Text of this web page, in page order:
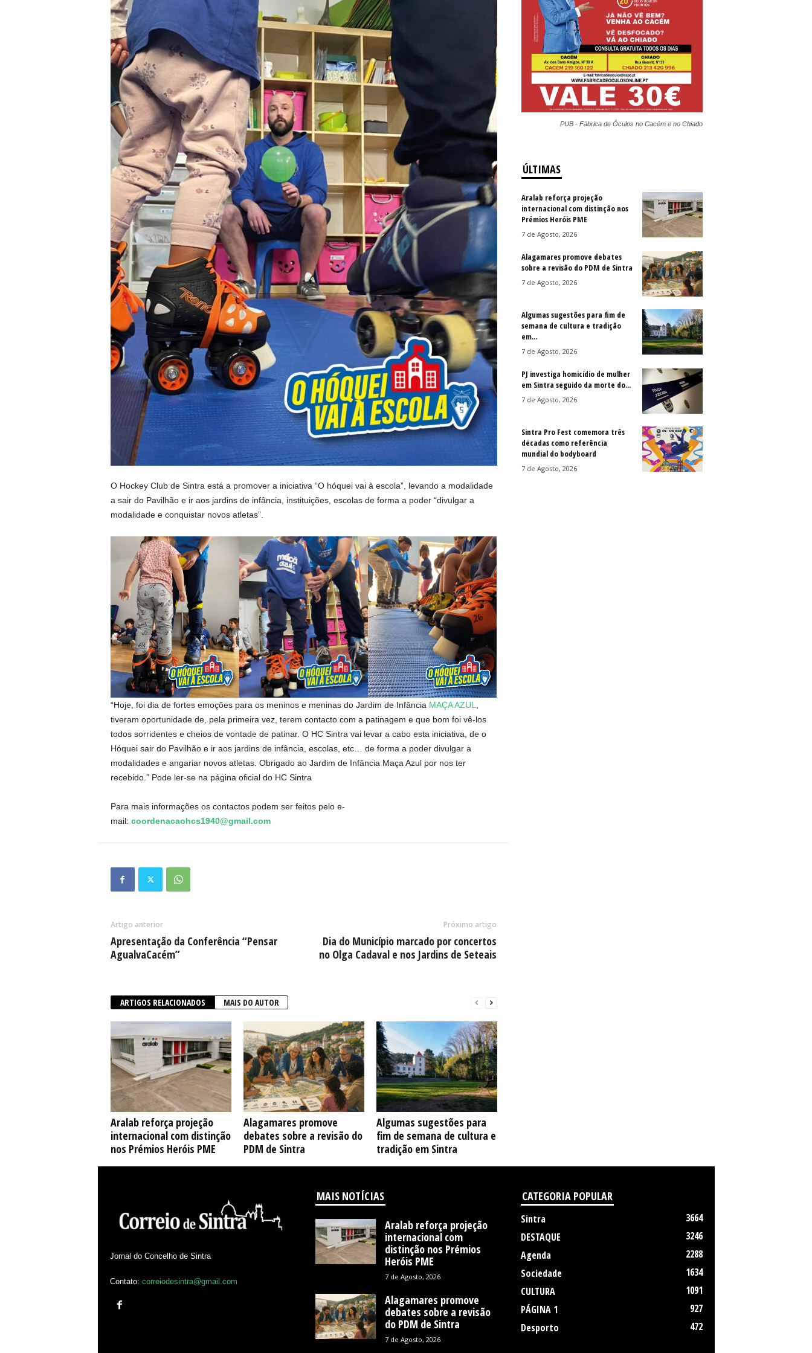
O Hockey Club de Sintra está a promover a iniciativa “O hóquei vai à escola”, levando a modalidade
a sair do Pavilhão e ir aos jardins de infância, instituições, escolas de forma a poder “divulgar a
modalidade e conquistar novos atletas”.
“Hoje, foi dia de fortes emoções para os meninos e meninas do Jardim de Infância MAÇA AZUL
tiveram oportunidade de, pela primeira vez, terem contacto com a patinagem e que bom foi vê-los
todos sorridentes e cheios de vontade de patinar. O HC Sintra vai levar a cabo esta iniciativa, de o
Hóquei sair do Pavilhão e ir aos jardins de infância, escolas, etc… de forma a poder divulgar a
modalidades e angariar novos atletas. Obrigado ao Jardim de Infância Maça Azul por nos ter
recebido.” Pode ler-se na página oficial do HC Sintra
Para mais informações os contactos podem ser feitos pelo e-
mail: coordenacaohcs1940@gmail.com
Artigo anterior
Apresentação da Conferência “Pensar
AgualvaCacém”
Próximo artigo
Dia do Município marcado por concertos
no Olga Cadaval e nos Jardins de Seteais
ARTIGOS RELACIONADOS MAIS DO AUTOR
Aralab reforça projeção
internacional com distinção
nos Prémios Heróis PME
Alagamares promove
debates sobre a revisão do
PDM de Sintra
Algumas sugestões para
fim de semana de cultura e
tradição em Sintra
PUB - Fábrica de Óculos no Cacém e no Chiado
ÚLTIMAS
Aralab reforça projeção
internacional com distinção nos
Prémios Heróis PME
7 de Agosto, 2026
Alagamares promove debates
sobre a revisão do PDM de Sintra
7 de Agosto, 2026
Algumas sugestões para fim de
semana de cultura e tradição
em...
7 de Agosto, 2026
PJ investiga homicídio de mulher
em Sintra seguido da morte do...
7 de Agosto, 2026
Sintra Pro Fest comemora três
décadas como referência
mundial do bodyboard
7 de Agosto, 2026
Jornal do Concelho de Sintra
Contato: correiodesintra@gmail.com
MAIS NOTÍCIAS
Aralab reforça projeção
internacional com
distinção nos Prémios
Heróis PME
7 de Agosto, 2026
Alagamares promove
debates sobre a revisão
do PDM de Sintra
7 de Agosto, 2026
CATEGORIA POPULAR
Sintra
3664
DESTAQUE
3246
Agenda
2288
Sociedade
1634
CULTURA
1091
PÁGINA 1
927
Desporto
472